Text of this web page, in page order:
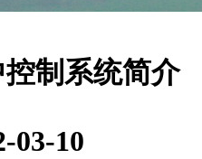
制系统简介
03-10